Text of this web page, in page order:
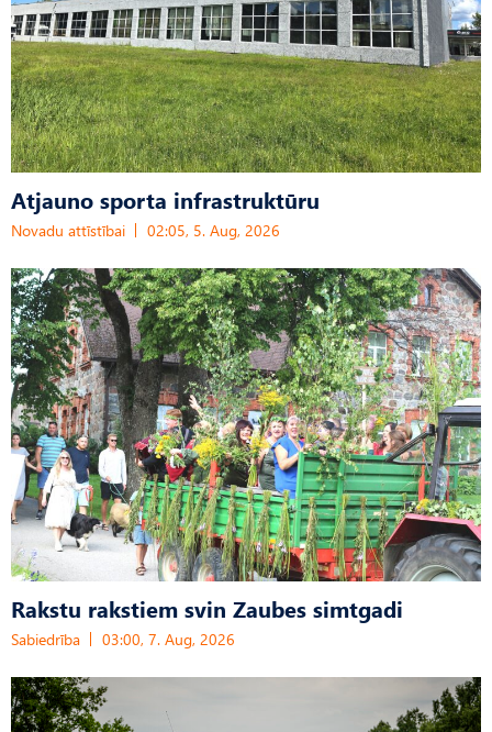
Atjauno sporta infrastruktūru
Novadu attīstībai 02:05, 5. Aug, 2026
Rakstu rakstiem svin Zaubes simtgadi
Sabiedrība 03:00, 7. Aug, 2026